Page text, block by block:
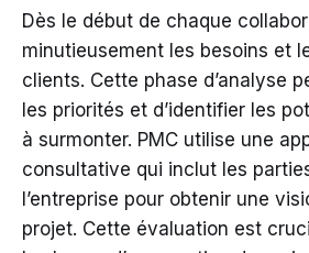
Dès le début de chaque
minutieusement les besoins et
clients. Cette phase d’analyse
les priorités et d’identifier les
à surmonter. PMC utilise une
consultative qui inclut les
l’entreprise pour obtenir une
projet. Cette évaluation est